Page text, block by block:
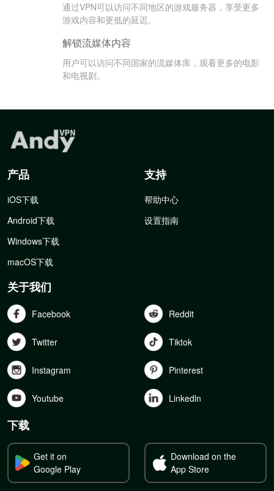
通过VPN可以访问不同地区的游戏服务器，享受更多
游戏内容和更低的延迟。
解锁流媒体内容
用户可以访问不同国家的流媒体库，观看更多的电影
和电视剧。
产品
iOS下载
Android下载
Windows下载
macOS下载
支持
帮助中心
设置指南
关于我们
Facebook Reddit
Twitter Tiktok
Instagram Pinterest
Youtube Linkedln
下载
Get it on
Google Play
Download on the
App Store